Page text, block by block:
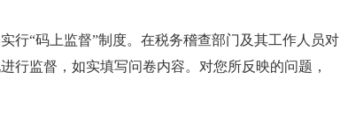
“码上监督”制度。在税务稽查部门及其工作人员对
行监督，如实填写问卷内容。对您所反映的问题，